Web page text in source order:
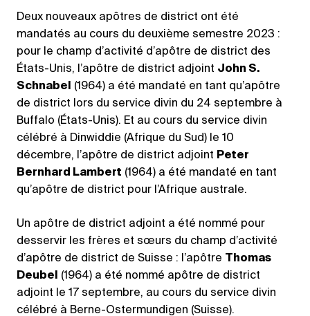
Deux nouveaux apôtres de district ont été
mandatés au cours du deuxième semestre 2023 :
pour le champ d’activité d’apôtre de district des
États-Unis, l’apôtre de district adjoint John S.
Schnabel (1964) a été mandaté en tant qu’apôtre
de district lors du service divin du 24 septembre à
Buffalo (États-Unis). Et au cours du service divin
célébré à Dinwiddie (Afrique du Sud) le 10
décembre, l’apôtre de district adjoint Peter
Bernhard Lambert (1964) a été mandaté en tant
qu’apôtre de district pour l’Afrique australe.
Un apôtre de district adjoint a été nommé pour
desservir les frères et sœurs du champ d’activité
d’apôtre de district de Suisse : l’apôtre
Thomas
Deubel (1964) a été nommé apôtre de district
adjoint le 17 septembre, au cours du service divin
célébré à Berne-Ostermundigen (Suisse).